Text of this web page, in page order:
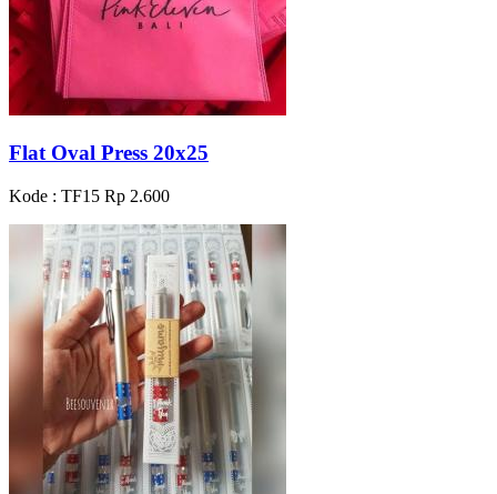
Flat Oval Press 20x25
Kode : TF15 Rp 2.600